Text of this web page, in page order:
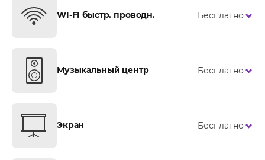
WI-FI быстр. проводн. Бесплатно
Музыкальный центр Бесплатно
Экран Бесплатно